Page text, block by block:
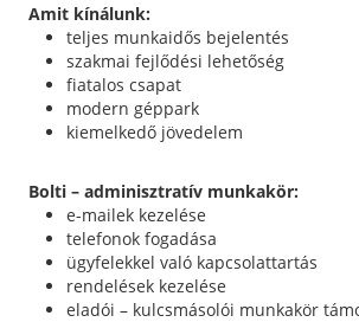
Amit kínálunk:
teljes munkaidős bejelentés
szakmai fejlődési lehetőség
fiatalos csapat
modern géppark
kiemelkedő jövedelem
Bolti – adminisztratív munkakör:
e-mailek kezelése
telefonok fogadása
ügyfelekkel való kapcsolattartás
rendelések kezelése
eladói – kulcsmásolói munkakör